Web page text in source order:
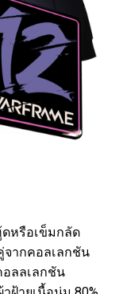
หรือเข็มกลัด
จากคอลเลกชัน
อลลเลกชัน